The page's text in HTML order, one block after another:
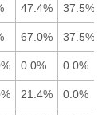
47.4% 37.5%
67.0% 37.5%
0.0% 0.0%
21.4% 0.0%